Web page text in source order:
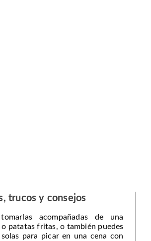
trucos y consejos
tomarlas acompañadas de una
o patatas fritas, o también puedes
para picar en una cena con